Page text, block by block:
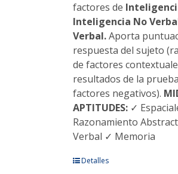
factores de
Inteligencia No
Verbal.Aporta
respuesta del sujeto
de factores
resultados de la
factores negativos).
APTITUDES:✓
Razonamiento
Verbal ✓ Memoria
EsteDetalles